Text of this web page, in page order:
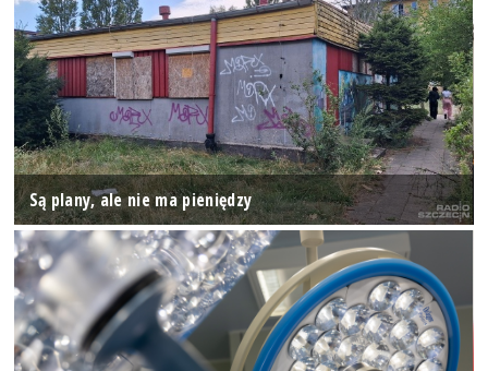
Są plany, ale nie ma pieniędzy